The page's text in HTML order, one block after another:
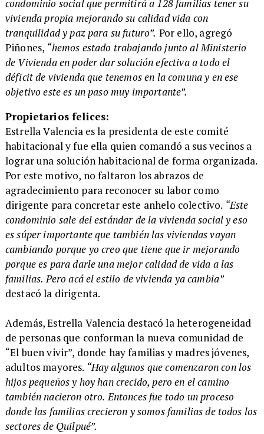
condominio social que permitirá a 128 familias tener su
vivienda propia mejorando su calidad vida con
tranquilidad y paz para su futuro”. Por ello, agregó
Piñones, “hemos estado trabajando junto al Ministerio
de Vivienda en poder dar solución efectiva a todo el
déficit de vivienda que tenemos en la comuna y en ese
objetivo este es un paso muy importante”.
​Propietarios felices:
Estrella Valencia es la presidenta de este comité
habitacional y fue ella quien comandó a sus vecinos a
lograr una solución habitacional de forma organizada.
Por este motivo, no faltaron los abrazos de
agradecimiento para reconocer su labor como
dirigente para concretar este anhelo colectivo. “Este
condominio sale del estándar de la vivienda social y eso
es súper importante que también las viviendas vayan
cambiando porque yo creo que tiene que ir mejorando
porque es para darle una mejor calidad de vida a las
familias. Pero acá el estilo de vivienda ya cambia”
destacó la dirigenta.
Además, Estrella Valencia destacó la heterogeneidad
de personas que conforman la nueva comunidad de
“El buen vivir”, donde hay familias y madres jóvenes,
adultos mayores. “Hay algunos que comenzaron con los
hijos pequeños y hoy han crecido, pero en el camino
también nacieron otro. Entonces fue todo un proceso
donde las familias crecieron y somos familias de todos los
sectores de Quilpué”.